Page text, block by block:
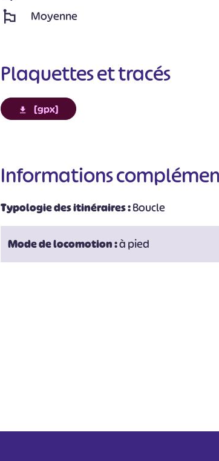
Moyenne
Plaquettes et tracés
[gpx]
Informations
Typologie des itinéraires :Boucle
Mode de locomotion :à pied
# # #